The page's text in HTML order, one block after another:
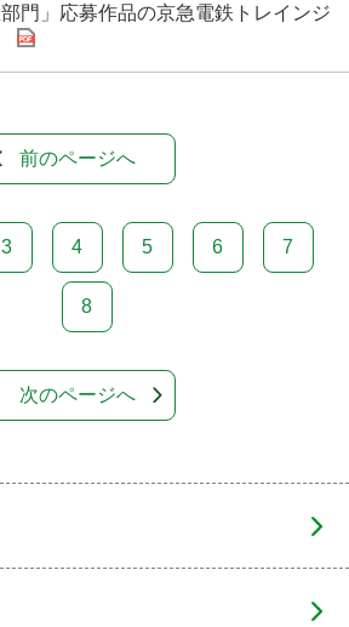
部門」応募作品の京急電鉄トレインジ
前のページへ
3 4 5 6 7
8
次のページへ